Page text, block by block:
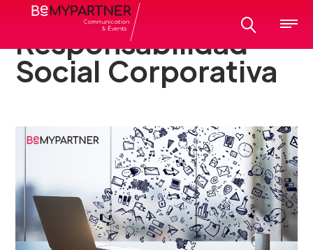
All posts tagged:
Responsabilidad
Social Corporativa